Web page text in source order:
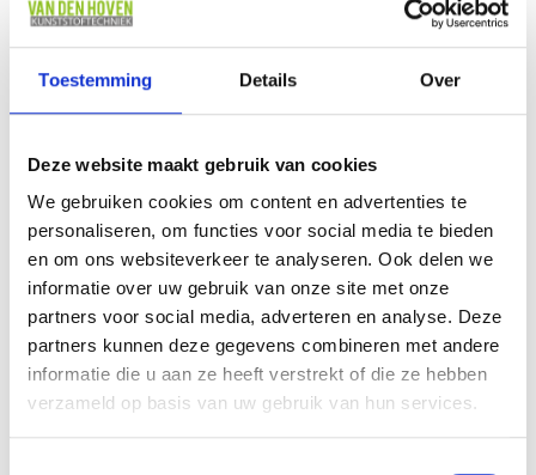
Toestemming Details Over
Deze website maakt gebruik van cookies
We gebruiken cookies om content en advertenties te
personaliseren, om functies voor social media te bieden
en om ons websiteverkeer te analyseren. Ook delen we
informatie over uw gebruik van onze site met onze
partners voor social media, adverteren en analyse. Deze
partners kunnen deze gegevens combineren met andere
informatie die u aan ze heeft verstrekt of die ze hebben
verzameld op basis van uw gebruik van hun services.
productieproces? Bij Van den Hoven zetten we
onzekunststoftechniekgraag in voor de vervaardiging ervan.
Sterker nog, het is onze specialiteit! We bewerken de
standaard maten leveren, maar ook maatwerk is mogelijk. Wilt
gefreesd, gelast of verlijmd hebben, dan passen wij deze
kunststoftechniek alvast voor u toe. U kunt de halffabricaten
vervolgens eenvoudig gebruiken voor de fabricage van
bijvoorbeeld uw keukenbladen of andere interieuritems.